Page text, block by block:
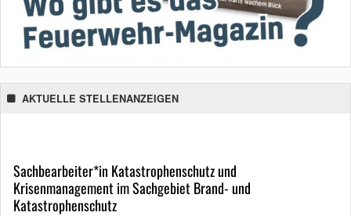
AKTUELLE STELLENANZEIGEN
Sachbearbeiter*in Katastrophenschutz und
Krisenmanagement im Sachgebiet Brand- und
Katastrophenschutz